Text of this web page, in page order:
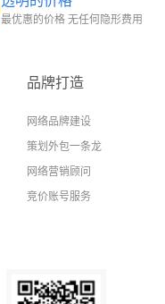
最优惠的价格 无任何隐形费用
品牌打造
网络品牌建设
策划外包一条龙
网络营销顾问
竞价账号服务